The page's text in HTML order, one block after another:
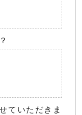
ていただきま